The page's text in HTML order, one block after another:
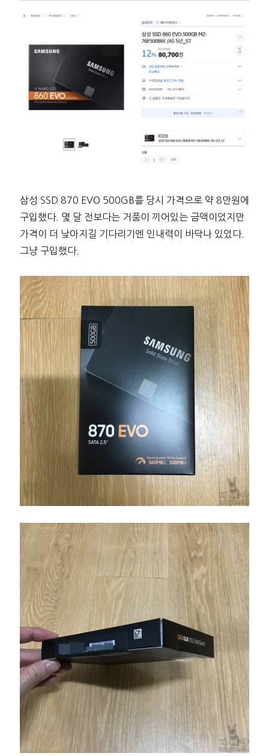
삼성 SSD 870 EVO 500GB를 당시 가격으로 약 8만원에
구입했다. 몇 달 전보다는 거품이 끼어있는 금액이었지만
가격이 더 낮아지길 기다리기엔 인내력이 바닥나 있었다.
그냥 구입했다.